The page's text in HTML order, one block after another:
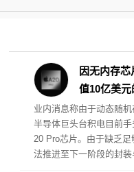
因无内存
值10亿美
业内消息称由于动态随机
半导体巨头台积电目前
20 Pro芯片。由于缺乏
法推进至下一阶段的封